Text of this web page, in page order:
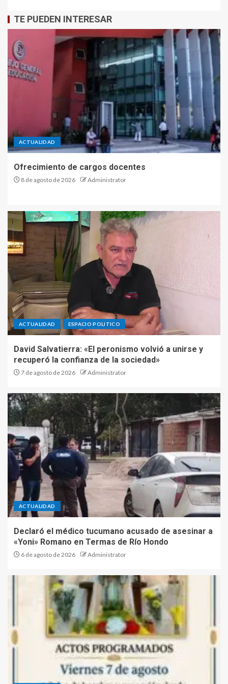
TE PUEDEN INTERESAR
ACTUALIDAD
Ofrecimiento de cargos docentes
8 de agosto de 2026 Administrator
ACTUALIDAD ESPACIO POLITICO
David Salvatierra: «El peronismo volvió a unirse y
recuperó la confianza de la sociedad»
7 de agosto de 2026 Administrator
ACTUALIDAD
Declaró el médico tucumano acusado de asesinar a
«Yoni» Romano en Termas de Río Hondo
6 de agosto de 2026 Administrator